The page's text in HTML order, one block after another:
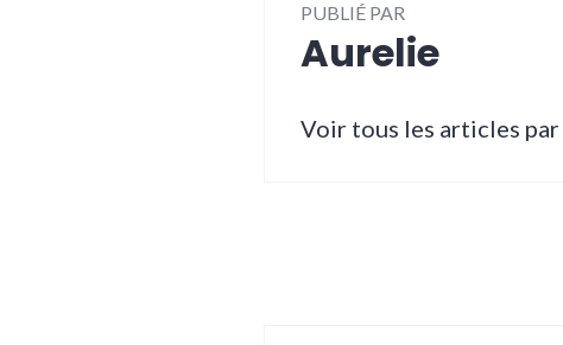
PUBLIÉ PAR
Aurelie
Voir tous les articles